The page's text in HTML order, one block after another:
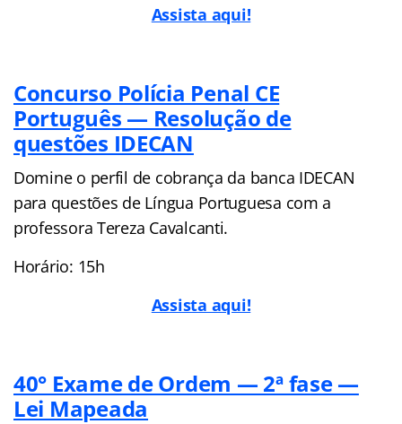
Assista aqui!
Concurso Polícia Penal CE
Português — Resolução de
questões IDECAN
Domine o perfil de cobrança da banca IDECAN
para questões de Língua Portuguesa com a
professora Tereza Cavalcanti.
Horário: 15h
Assista aqui!
40° Exame de Ordem — 2ª fase —
Lei Mapeada